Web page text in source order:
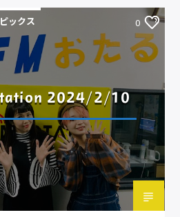
ックス 0
2024/2/10